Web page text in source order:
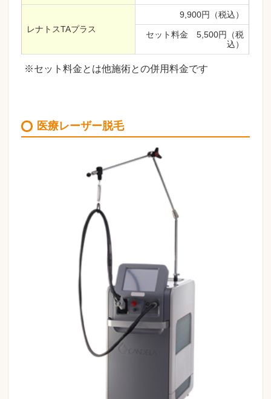
レナトスTAプラス
9,900円（税込）
セット料金 5,500円（税
込）
※セット料金とは他施術との併用料金です
医療レーザー脱毛